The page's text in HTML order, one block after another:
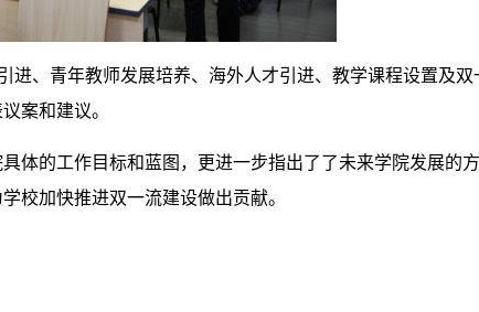
进、青年教师发展培养、海外人才引进、教学课程设置及
案和建议。
体的工作目标和蓝图，更进一步指出了了未来学院发展的
校加快推进双一流建设做出贡献。